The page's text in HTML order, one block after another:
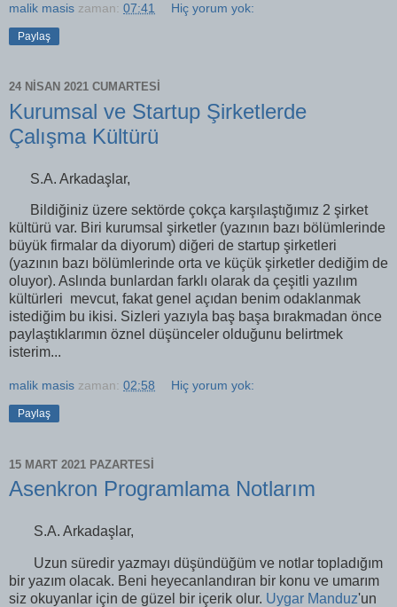
malik masis zaman: 07:41 Hiç yorum yok:
Paylaş
24 NISAN 2021 CUMARTESI
Kurumsal ve Startup Şirketlerde
Çalışma Kültürü
S.A. Arkadaşlar,
Bildiğiniz üzere sektörde çokça karşılaştığımız 2 şirket
kültürü var. Biri kurumsal şirketler (yazının bazı bölümlerinde
büyük firmalar da diyorum) diğeri de startup şirketleri
(yazının bazı bölümlerinde orta ve küçük şirketler dediğim de
oluyor). Aslında bunlardan farklı olarak da çeşitli yazılım
kültürleri mevcut, fakat genel açıdan benim odaklanmak
istediğim bu ikisi. Sizleri yazıyla baş başa bırakmadan önce
paylaştıklarımın öznel düşünceler olduğunu belirtmek
isterim...
malik masis zaman: 02:58 Hiç yorum yok:
Paylaş
15 MART 2021 PAZARTESI
Asenkron Programlama Notlarım
S.A. Arkadaşlar,
Uzun süredir yazmayı düşündüğüm ve notlar topladığım
bir yazım olacak. Beni heyecanlandıran bir konu ve umarım
siz okuyanlar için de güzel bir içerik olur. Uygar Manduz'un